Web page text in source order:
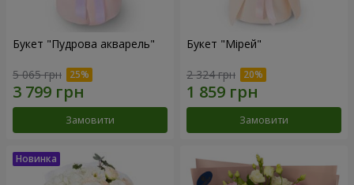
Букет "Пудрова акварель"
5 065 грн
Замовити
Букет "Мірей"
2 324 грн
Замовити